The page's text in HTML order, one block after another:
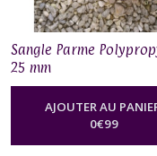
Sangle Parme
25 mm
AJOUTER AU
0€99